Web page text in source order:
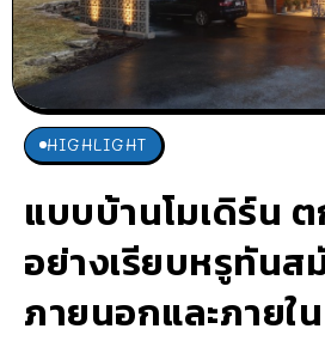
HIGHLIGHT
แบบบ้านโมเดิร์น
อย่างเรียบหรูทัน
ภายนอกและภายใน